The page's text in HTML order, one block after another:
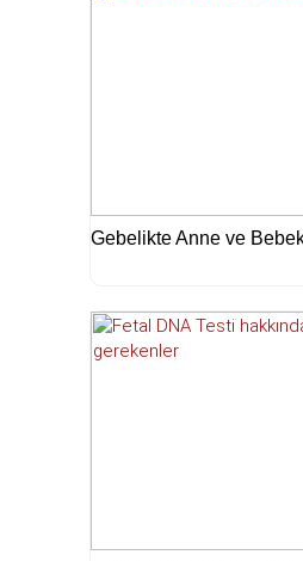
Gebelikte Anne ve